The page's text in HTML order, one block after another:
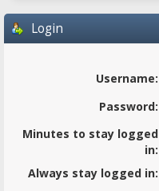
Login
Username:
Password:
Minutes to stay logged
in:
Always stay logged in: